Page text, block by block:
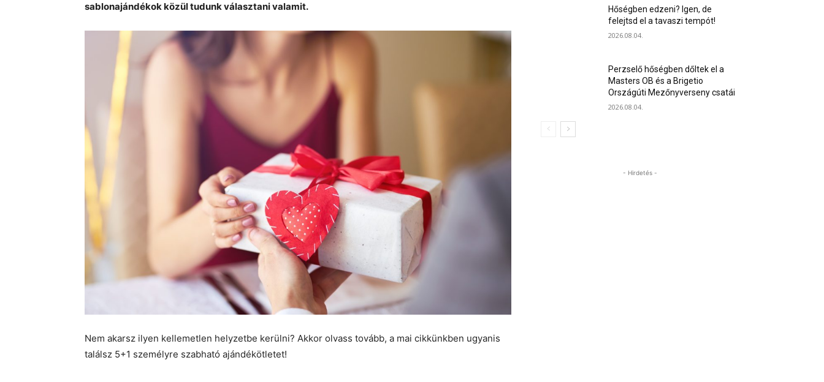
sablonajándékok közül tudunk választani valamit.
Nem akarsz ilyen kellemetlen helyzetbe kerülni? Akkor olvass tovább, a mai cikkünkben ugyanis
találsz 5+1 személyre szabható ajándékötletet!
Hőségben edzeni? Igen, de
felejtsd el a tavaszi tempót!
2026.08.04.
Perzselő hőségben dőltek el a
Masters OB és a Brigetio
Országúti Mezőnyverseny csatái
2026.08.04.
- Hirdetés -